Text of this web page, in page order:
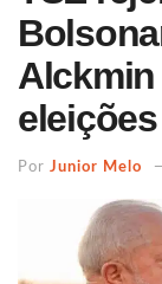
Por Junior Melo